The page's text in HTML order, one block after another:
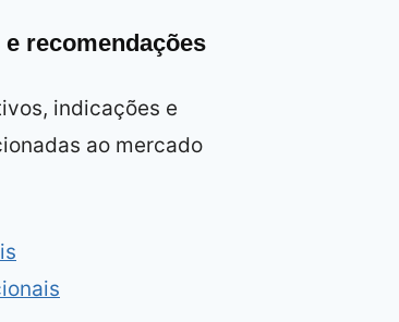
recomendações
indicações e
ao mercado